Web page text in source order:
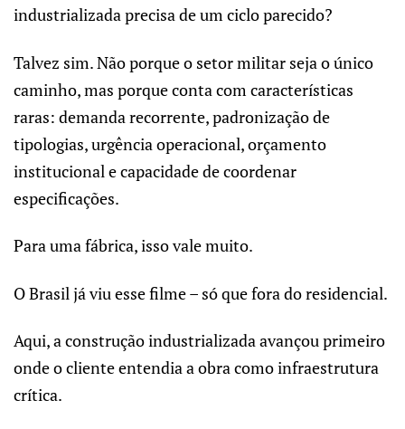
industrializada precisa de um ciclo parecido?
Talvez sim. Não porque o setor militar seja o único
caminho, mas porque conta com características
raras: demanda recorrente, padronização de
tipologias, urgência operacional, orçamento
institucional e capacidade de coordenar
especificações.
Para uma fábrica, isso vale muito.
O Brasil já viu esse filme – só que fora do residencial.
Aqui, a construção industrializada avançou primeiro
onde o cliente entendia a obra como infraestrutura
crítica.